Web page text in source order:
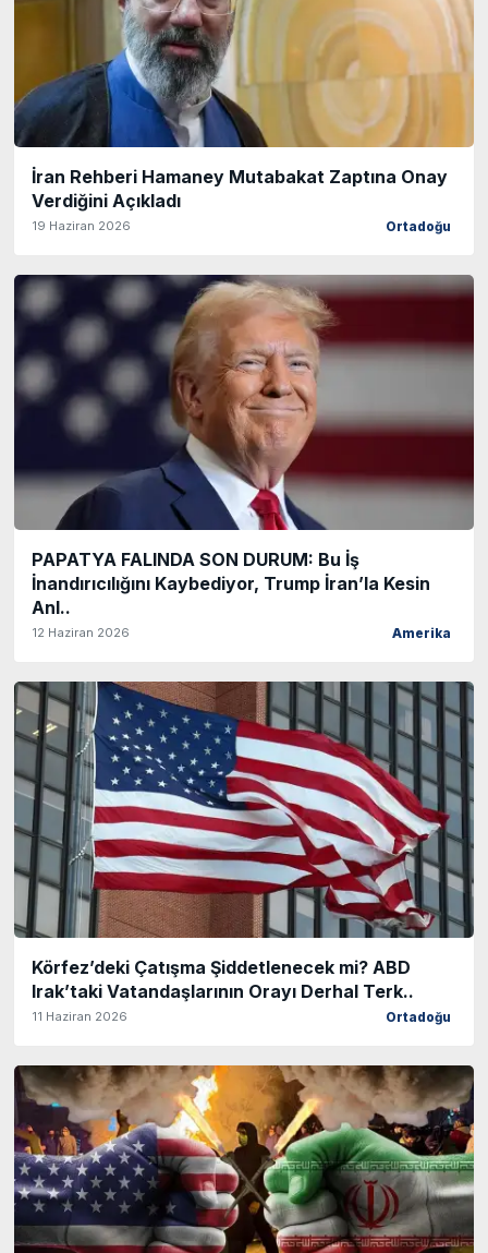
İran Rehberi Hamaney Mutabakat Zaptına Onay
Verdiğini Açıkladı
19 Haziran 2026 Ortadoğu
PAPATYA FALINDA SON DURUM: Bu İş
İnandırıcılığını Kaybediyor, Trump İran’la Kesin
Anl..
12 Haziran 2026 Amerika
Körfez’deki Çatışma Şiddetlenecek mi? ABD
Irak’taki Vatandaşlarının Orayı Derhal Terk..
11 Haziran 2026 Ortadoğu